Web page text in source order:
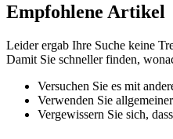
Empfohlene Artikel
Leider ergab Ihre Suche keine
Damit Sie schneller finden,
Versuchen Sie es mit
Verwenden Sie
Vergewissern Sie sich,